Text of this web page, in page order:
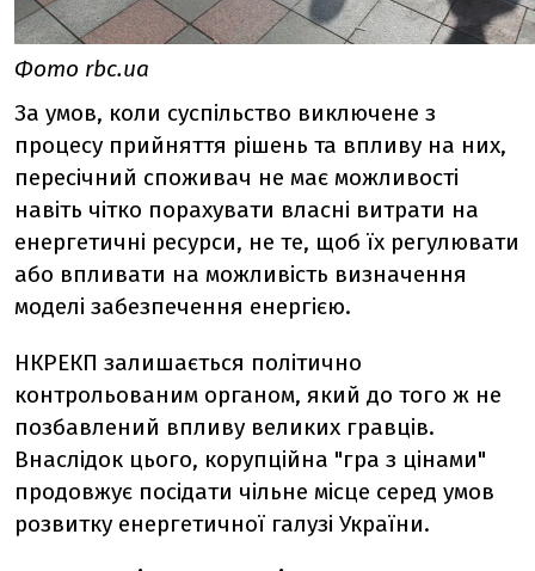
Фото rbc.ua
За умов, коли суспільство виключене з
процесу прийняття рішень та впливу на них,
пересічний споживач не має можливості
навіть чітко порахувати власні витрати на
енергетичні ресурси, не те, щоб їх регулювати
або впливати на можливість визначення
моделі забезпечення енергією.
НКРЕКП залишається політично
контрольованим органом, який до того ж не
позбавлений впливу великих гравців.
Внаслідок цього, корупційна "гра з цінами"
продовжує посідати чільне місце серед умов
розвитку енергетичної галузі України.